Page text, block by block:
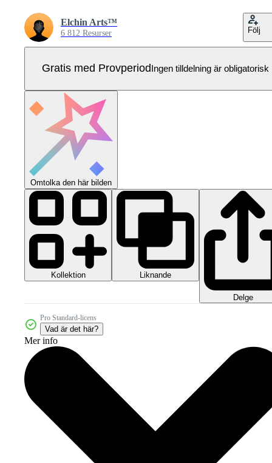
Elchin Arts™
6 812 Resurser Följ
Gratis med ProvperiodIngen tilldelning är obligatorisk
Omtolka den här bilden
Kollektion Liknande
Delge
Pro Standard-licens
Vad är det här?
Mer info